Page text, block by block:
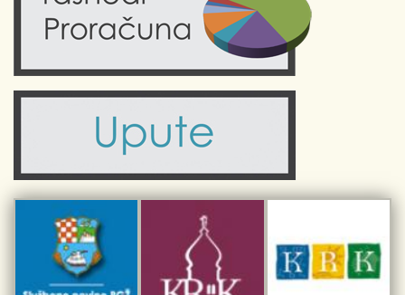
Obrazovanje
Komunalne usluge
Civilni sektor (arhiva udruga)
Sport i rekreacija
Kalendar događanja
Turistička zajednica otoka Krka
Kulturno-turistička ruta Putovima Frankopana
Dar iz Krka
Interpretacijski centar pomorske baštine